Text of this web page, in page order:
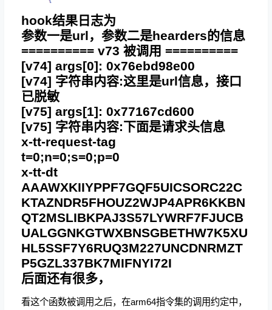
hook结果日志为
参数一是url，参数二是hearders的信息
========== v73 被调用 ==========
[v74] args[0]: 0x76ebd98e00
[v74] 字符串内容:这里是url信息，接口
已脱敏
[v75] args[1]: 0x77167cd600
[v75] 字符串内容:下面是请求头信息
x-tt-request-tag
t=0;n=0;s=0;p=0
x-tt-dt
AAAWXKIIYPPF7GQF5UICSORC22C
KTAZNDR5FHOUZ2WJP4APR6KKBN
QT2MSLIBKPAJ3S57LYWRF7FJUCB
UALGGNKGTWXBNSGBETHW7K5XU
HL5SSF7Y6RUQ3M227UNCDNRMZT
P5GZL337BK7MIFNYI72I
后面还有很多，
看这个函数被调用之后，在arm64指令集的调用约定中，